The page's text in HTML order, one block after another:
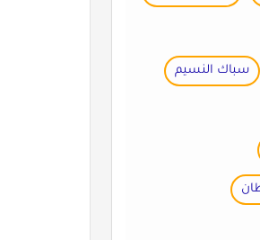
سباك النسيم